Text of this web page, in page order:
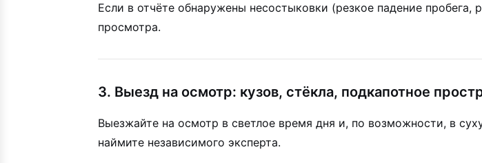
Если в отчёте обнаружены несостыковки (резкое падение пробега,
просмотра.
3. Выезд на осмотр: кузов, стёкла, подкапотное
Выезжайте на осмотр в светлое время дня и, по возможности, в
наймите независимого эксперта.